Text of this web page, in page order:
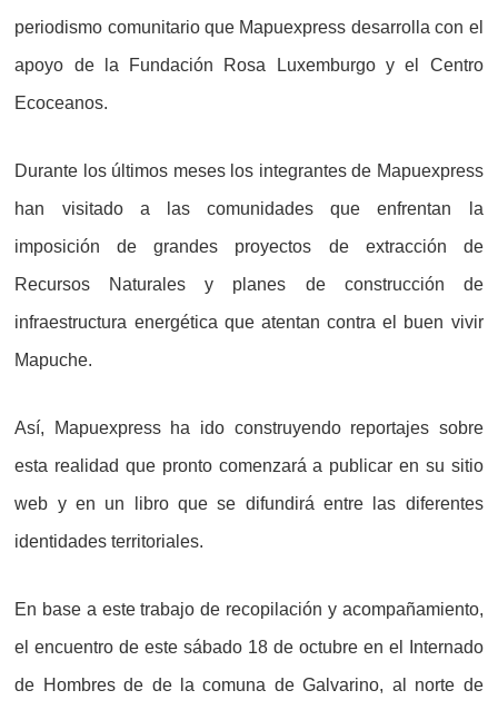
periodismo comunitario que Mapuexpress desarrolla con el
apoyo de la Fundación Rosa Luxemburgo y el Centro
Ecoceanos.
Durante los últimos meses los integrantes de Mapuexpress
han visitado a las comunidades que enfrentan la
imposición de grandes proyectos de extracción de
Recursos Naturales y planes de construcción de
infraestructura energética que atentan contra el buen vivir
Mapuche.
Así, Mapuexpress ha ido construyendo reportajes sobre
esta realidad que pronto comenzará a publicar en su sitio
web y en un libro que se difundirá entre las diferentes
identidades territoriales.
En base a este trabajo de recopilación y acompañamiento,
el encuentro de este sábado 18 de octubre en el Internado
de Hombres de de la comuna de Galvarino, al norte de